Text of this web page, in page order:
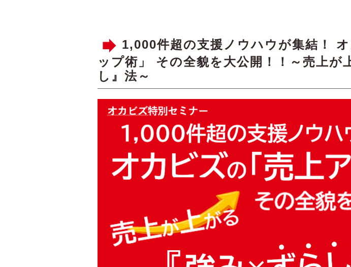
1,000件超の支援ノウハウが集結！
ップ術」 その全貌を大公開！！～売上が
し』法～